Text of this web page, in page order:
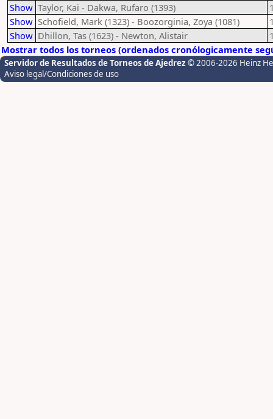
Show Taylor, Kai - Dakwa, Rufaro (1393)
Show Schofield, Mark (1323) - Boozorginia, Zoya (1081)
Show Dhillon, Tas (1623) - Newton, Alistair
Mostrar todos los torneos (ordenados cronólogicamente
Servidor de Resultados de Torneos de Ajedrez © 2006-2026 Heinz
Aviso legal/Condiciones de uso